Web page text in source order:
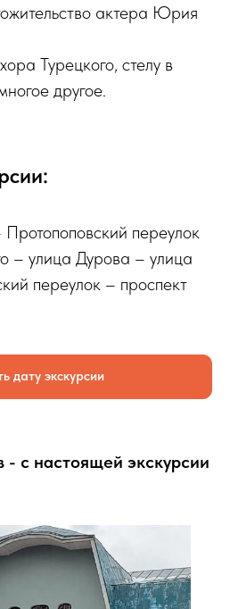
актера Юрия
Турецкого, стелу в
другое.
переулок
– улица Дурова – улица
переулок – проспект
дату экскурсии
- с настоящей экскурсии